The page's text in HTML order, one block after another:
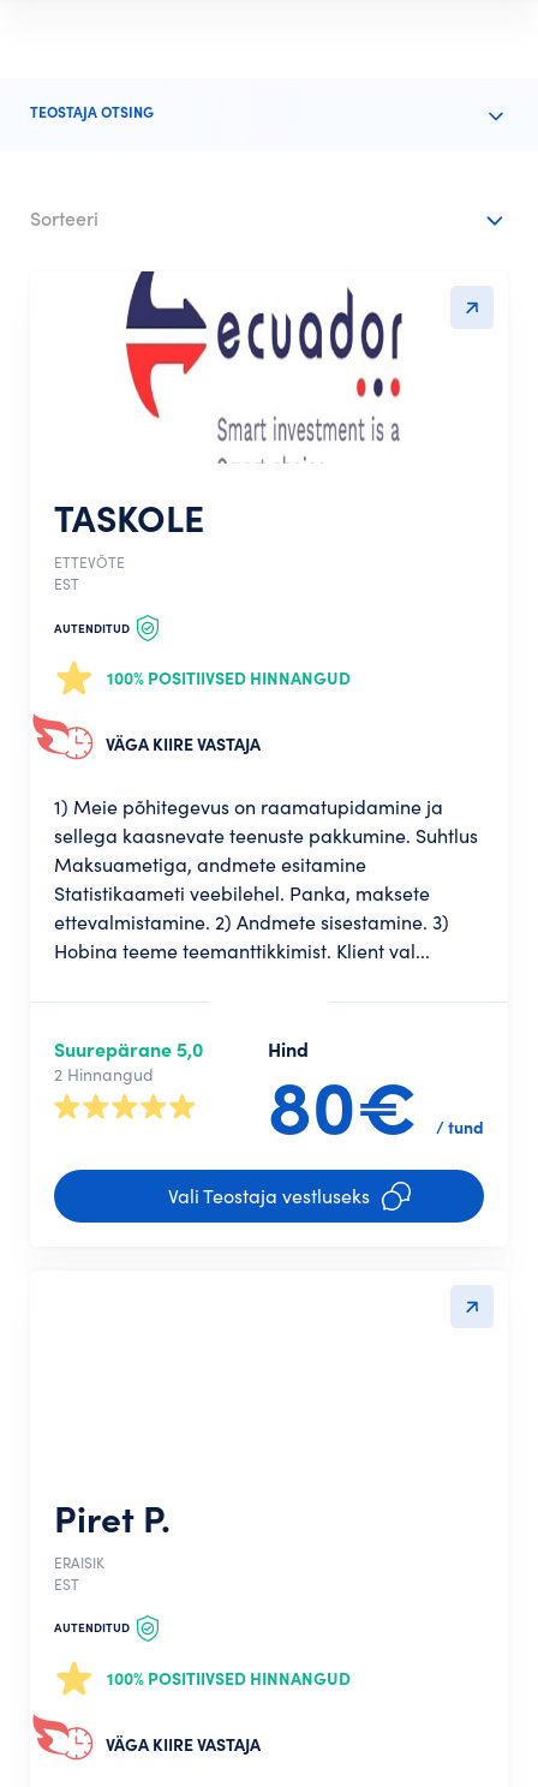
TEOSTAJA OTSING
Sorteeri
TASKOLE
ETTEVÕTE
EST
AUTENDITUD
100% POSITIIVSED HINNANGUD
VÄGA KIIRE VASTAJA
1) Meie põhitegevus on raamatupidamine ja
sellega kaasnevate teenuste pakkumine. Suhtlus
Maksuametiga, andmete esitamine
Statistikaameti veebilehel. Panka, maksete
ettevalmistamine. 2) Andmete sisestamine. 3)
Hobina teeme teemanttikkimist. Klient val...
Vali Teostaja vestluseks
Hind
80€ / tund
Suurepärane 5,0
2 Hinnangud
Piret P.
ERAISIK
EST
AUTENDITUD
100% POSITIIVSED HINNANGUD
VÄGA KIIRE VASTAJA